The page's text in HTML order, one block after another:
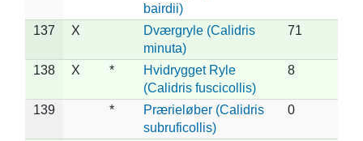
bairdii)
137 X
Dværgryle (Calidris
minuta)
71
138 X *
Hvidrygget Ryle
(Calidris fuscicollis)
8
139 *
Prærieløber (Calidris
subruficollis)
0